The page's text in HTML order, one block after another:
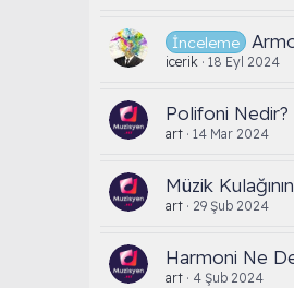
İnceleme
icerik 18 Eyl 2024
Polifoni
art 14 Mar 2024
Müzik
art 29 Şub 2024
Harmoni Ne
art 4 Şub 2024